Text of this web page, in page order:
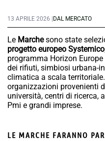
13 APRILE 2026 | DAL MERCATO
Le Marchesono state
progetto europeo Systemico
programma Horizon
dei rifiuti, simbiosi urbana-
climatica a scala
organizzazioni provenienti
università, centri di ricerca,
Pmi e grandi imprese.
LE MARCHE FARANNO